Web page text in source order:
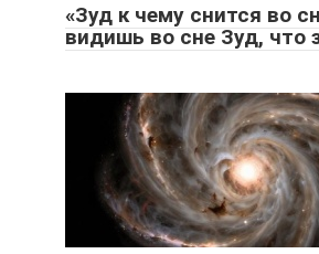
«Зуд к чему снится во
видишь во сне Зуд, что